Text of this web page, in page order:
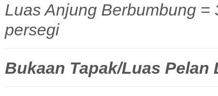
Luas Anjung Berbumbung
persegi
Bukaan Tapak/Luas Pelan